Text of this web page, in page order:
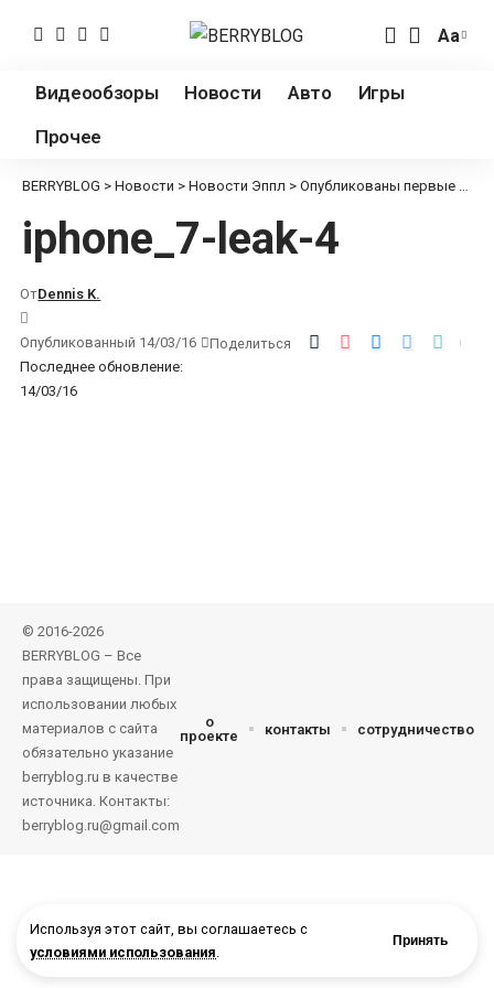
Используя этот сайт, вы соглашаетесь с
условиями использования.
Принять
Аа
Видеообзоры Новости Авто
Игры
Прочее
BERRYBLOG > Новости > Новости Эппл > Опубликованы первые фото iPhone 7 и iPhone Pro: дизайн без антенных вставок и двойная камера
iphone_7-leak-4
Последнее обновление:
14/03/16
ОтDennis K.
Опубликованный 14/03/16 Поделиться
© 2016-2026
BERRYBLOG – Все
права защищены. При
использовании любых
материалов с сайта
обязательно указание
berryblog.ru в качестве
источника. Контакты:
berryblog.ru@gmail.com
о
проекте
контакты сотрудничество